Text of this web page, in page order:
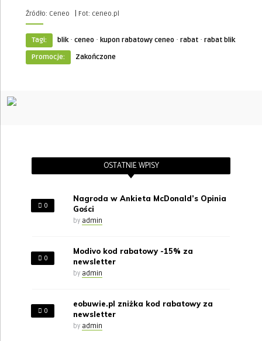
Źródło: Ceneo | Fot: ceneo.pl
Tagi: blik· ceneo · kupon rabatowy ceneo · rabat · rabat blik
Promocje:
Zakończone
OSTATNIE WPISY
0
Nagroda w Ankieta McDonald’s Opinia
Gości
by admin
0
Modivo kod rabatowy -15% za
newsletter
by admin
0
eobuwie.pl zniżka kod rabatowy za
newsletter
by admin